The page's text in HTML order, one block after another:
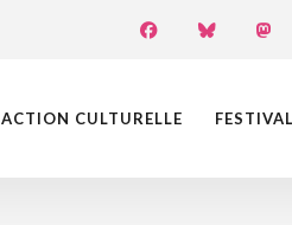
ACTION CULTURELLE FESTIVAL